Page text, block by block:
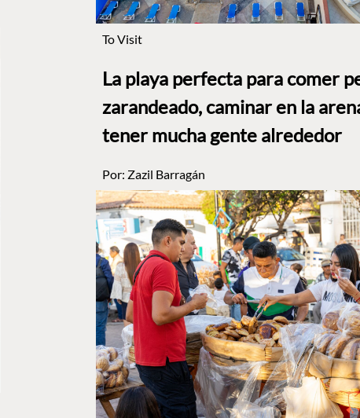
To Visit
La playa perfecta para comer
zarandeado, caminar en la
tener mucha gente alrededor
Por: Zazil Barragán